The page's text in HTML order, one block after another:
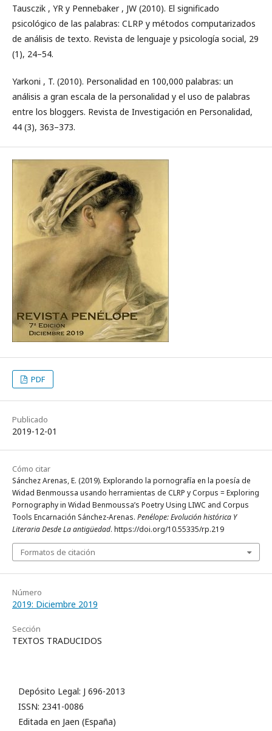
Tausczik , YR y Pennebaker , JW (2010). El significado
psicológico de las palabras: CLRP y métodos computarizados
de análisis de texto. Revista de lenguaje y psicología social, 29
(1), 24–54.
Yarkoni , T. (2010). Personalidad en 100,000 palabras: un
análisis a gran escala de la personalidad y el uso de palabras
entre los bloggers. Revista de Investigación en Personalidad,
44 (3), 363–373.
PDF
Publicado
2019-12-01
Cómo citar
Sánchez Arenas, E. (2019). Explorando la pornografía en la poesía de
Widad Benmoussa usando herramientas de CLRP y Corpus = Exploring
Pornography in Widad Benmoussa’s Poetry Using LIWC and Corpus
Tools Encarnación Sánchez-Arenas. Penélope: Evolución histórica Y
Literaria Desde La antigüedad. https://doi.org/10.55335/rp.219
Formatos de citación
Número
2019: Diciembre 2019
Sección
TEXTOS TRADUCIDOS
Depósito Legal: J 696-2013
ISSN: 2341-0086
Editada en Jaen (España)